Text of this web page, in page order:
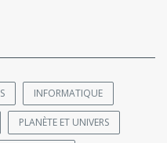
INFORMATIQUE
PLANÈTE ET UNIVERS